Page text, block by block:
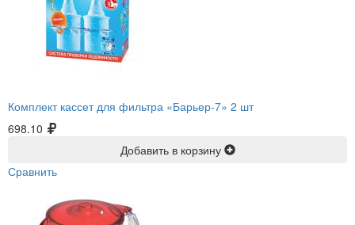
Комплект кассет для фильтра «Барьер-7» 2 шт
698.10
Добавить в корзину
Сравнить